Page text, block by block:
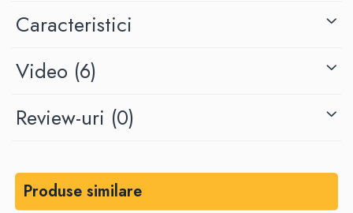
pompe, compresoare, utilaje, mentenanță și reparații. Pentru alte
materiale sau grosimi, garnitura se poate executa la comandă.
Caracteristici
Video (6)
Review-uri (0)
Produse similare